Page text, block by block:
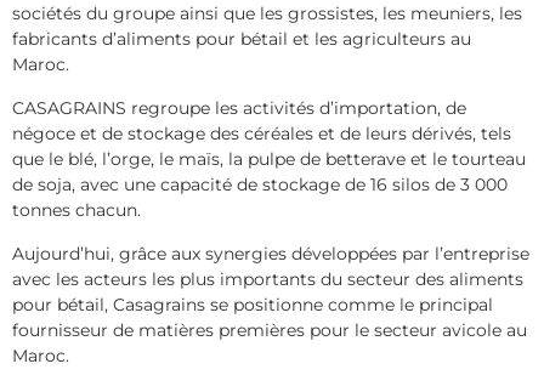
sociétés du groupe ainsi que les grossistes, les meuniers, les
fabricants d’aliments pour bétail et les agriculteurs au
Maroc.
CASAGRAINS regroupe les activités d’importation, de
négoce et de stockage des céréales et de leurs dérivés, tels
que le blé, l’orge, le maïs, la pulpe de betterave et le tourteau
de soja, avec une capacité de stockage de 16 silos de 3 000
tonnes chacun.
Aujourd’hui, grâce aux synergies développées par l’entreprise
avec les acteurs les plus importants du secteur des aliments
pour bétail, Casagrains se positionne comme le principal
fournisseur de matières premières pour le secteur avicole au
Maroc.